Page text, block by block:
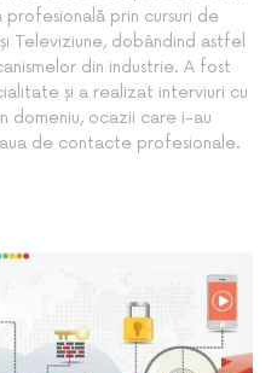
prin cursuri de
Televiziune, dobândind astfel
din industrie. A fost
și a realizat interviuri cu
domeniu, ocazii care i-au
de contacte profesionale.